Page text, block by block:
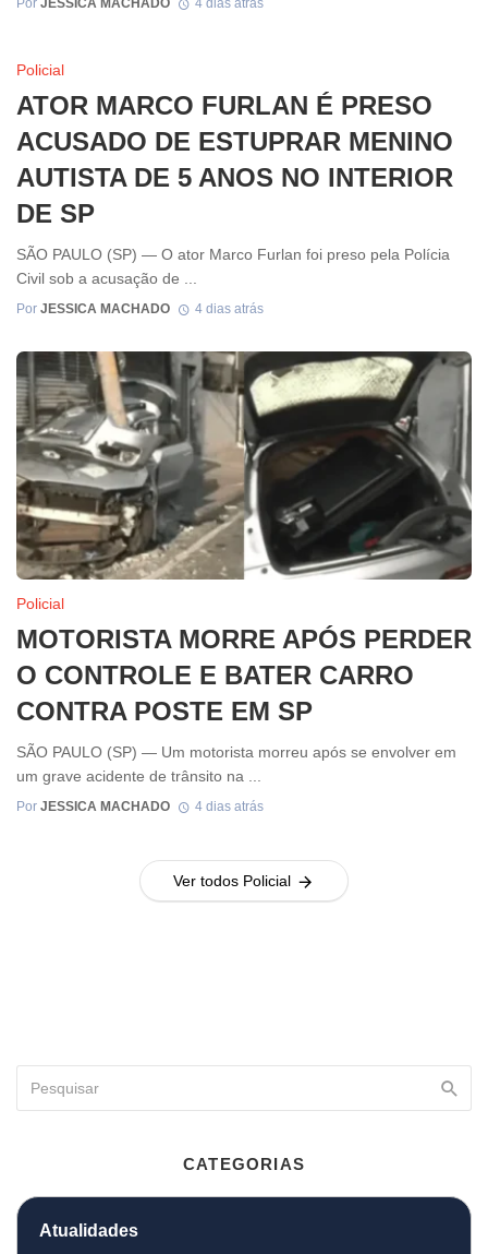
Por JESSICA MACHADO 4 dias atrás
Policial
ATOR MARCO FURLAN É PRESO
ACUSADO DE ESTUPRAR MENINO
AUTISTA DE 5 ANOS NO INTERIOR
DE SP
SÃO PAULO (SP) — O ator Marco Furlan foi preso pela Polícia
Civil sob a acusação de ...
Por JESSICA MACHADO 4 dias atrás
Policial
MOTORISTA MORRE APÓS PERDER
O CONTROLE E BATER CARRO
CONTRA POSTE EM SP
SÃO PAULO (SP) — Um motorista morreu após se envolver em
um grave acidente de trânsito na ...
Por JESSICA MACHADO 4 dias atrás
Ver todos Policial
CATEGORIAS
Atualidades